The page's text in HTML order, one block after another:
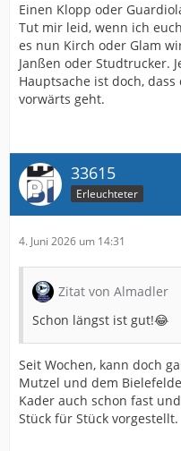
Einen Klopp oder
Tut mir leid, wenn ich
es nun Kirch oder Glam
Janßen oder Studtrucker.
Hauptsache ist doch,
vorwärts geht.
33615
Erleuchteter
4. Juni 2026 um 14:31
Zitat von Almadler
Schon längst ist gut!😂
Seit Wochen, kann doch
Mutzel und dem
Kader auch schon fast
Stück für Stück vorgestellt.